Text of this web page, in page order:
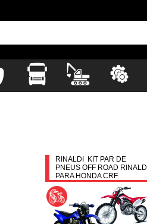
RINALDI KIT PAR DE
PNEUS OFF ROAD RINALDI
PARA HONDA CRF